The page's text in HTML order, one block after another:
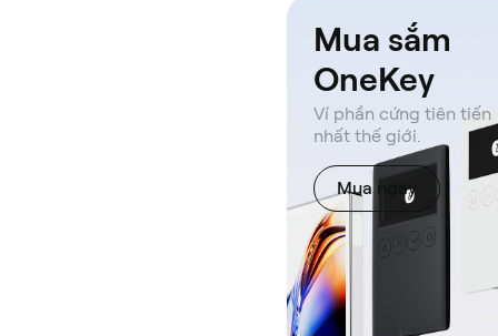
Mua sắm
OneKey
Ví phần cứng tiên tiến
nhất thế giới.
Mua ngay